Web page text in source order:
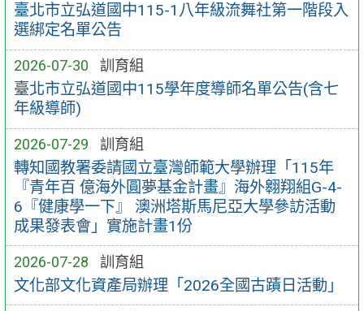
臺北市立弘道國中115-1八年級流舞社第一階段入
選綁定名單公告
2026-07-30 訓育組
臺北市立弘道國中115學年度導師名單公告(含七
年級導師)
2026-07-29 訓育組
轉知國教署委請國立臺灣師範大學辦理「115年
『青年百 億海外圓夢基金計畫』海外翱翔組G-4-
6『健康學一下』 澳洲塔斯馬尼亞大學參訪活動
成果發表會」實施計畫1份
2026-07-28 訓育組
文化部文化資產局辦理「2026全國古蹟日活動」